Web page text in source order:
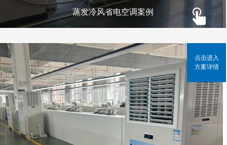
蒸发冷风省电空调案例
点击进入
方案详情